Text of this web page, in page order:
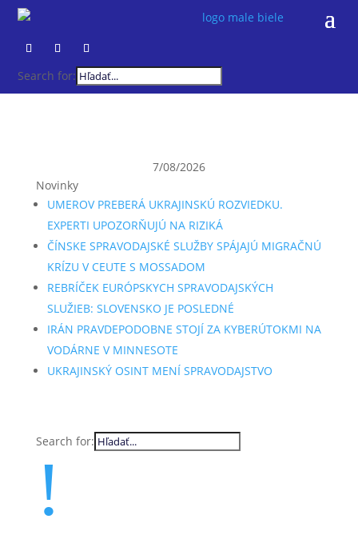
Search for:
7/08/2026
Novinky
UMEROV PREBERÁ UKRAJINSKÚ ROZVIEDKU.
EXPERTI UPOZORŇUJÚ NA RIZIKÁ
ČÍNSKE SPRAVODAJSKÉ SLUŽBY SPÁJAJÚ MIGRAČNÚ
KRÍZU V CEUTE S MOSSADOM
REBRÍČEK EURÓPSKYCH SPRAVODAJSKÝCH
SLUŽIEB: SLOVENSKO JE POSLEDNÉ
IRÁN PRAVDEPODOBNE STOJÍ ZA KYBERÚTOKMI NA
VODÁRNE V MINNESOTE
UKRAJINSKÝ OSINT MENÍ SPRAVODAJSTVO
Search for:
!